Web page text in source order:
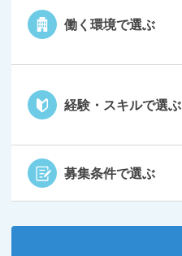
働く環境で選ぶ
経験・スキルで選ぶ
募集条件で選ぶ